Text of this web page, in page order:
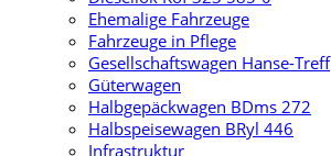
Ehemalige Fahrzeuge
Fahrzeuge in Pflege
Gesellschaftswagen Hanse-Treff
Güterwagen
Halbgepäckwagen BDms 272
Halbspeisewagen BRyl 446
Infrastruktur